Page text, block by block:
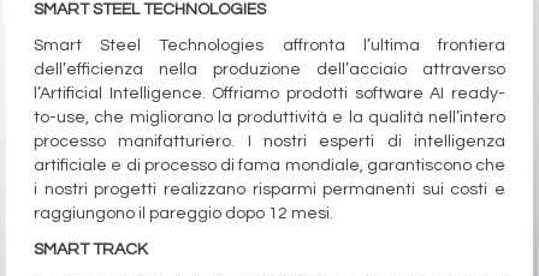
SMART STEEL TECHNOLOGIES
Smart Steel Technologies affronta l’ultima frontiera
dell’efficienza nella produzione dell’acciaio attraverso
l’Artificial Intelligence. Offriamo prodotti software AI ready-
to-use, che migliorano la produttività e la qualità nell’intero
processo manifatturiero. I nostri esperti di intelligenza
artificiale e di processo di fama mondiale, garantiscono che
i nostri progetti realizzano risparmi permanenti sui costi e
raggiungono il pareggio dopo 12 mesi.
SMART TRACK